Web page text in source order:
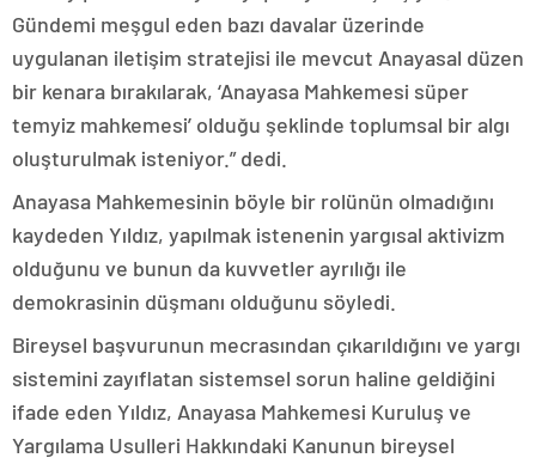
Gündemi meşgul eden bazı davalar üzerinde
uygulanan iletişim stratejisi ile mevcut Anayasal düzen
bir kenara bırakılarak, ‘Anayasa Mahkemesi süper
temyiz mahkemesi’ olduğu şeklinde toplumsal bir algı
oluşturulmak isteniyor.” dedi.
Anayasa Mahkemesinin böyle bir rolünün olmadığını
kaydeden Yıldız, yapılmak istenenin yargısal aktivizm
olduğunu ve bunun da kuvvetler ayrılığı ile
demokrasinin düşmanı olduğunu söyledi.
Bireysel başvurunun mecrasından çıkarıldığını ve yargı
sistemini zayıflatan sistemsel sorun haline geldiğini
ifade eden Yıldız, Anayasa Mahkemesi Kuruluş ve
Yargılama Usulleri Hakkındaki Kanunun bireysel